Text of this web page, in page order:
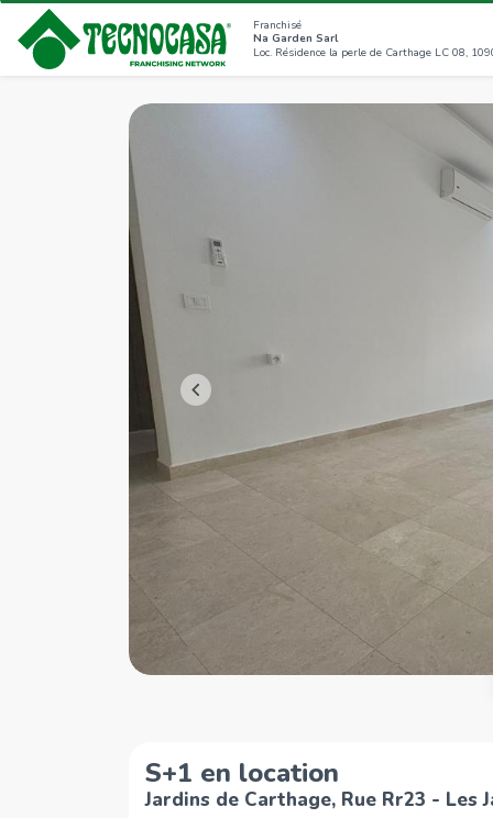
Franchisé
Na Garden Sarl
S+1 en location
Jardins de Carthage, Rue Rr23 - Les